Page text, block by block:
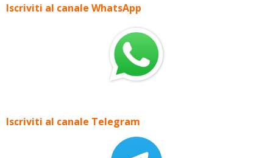
Iscriviti al canale WhatsApp
Iscriviti al canale Telegram